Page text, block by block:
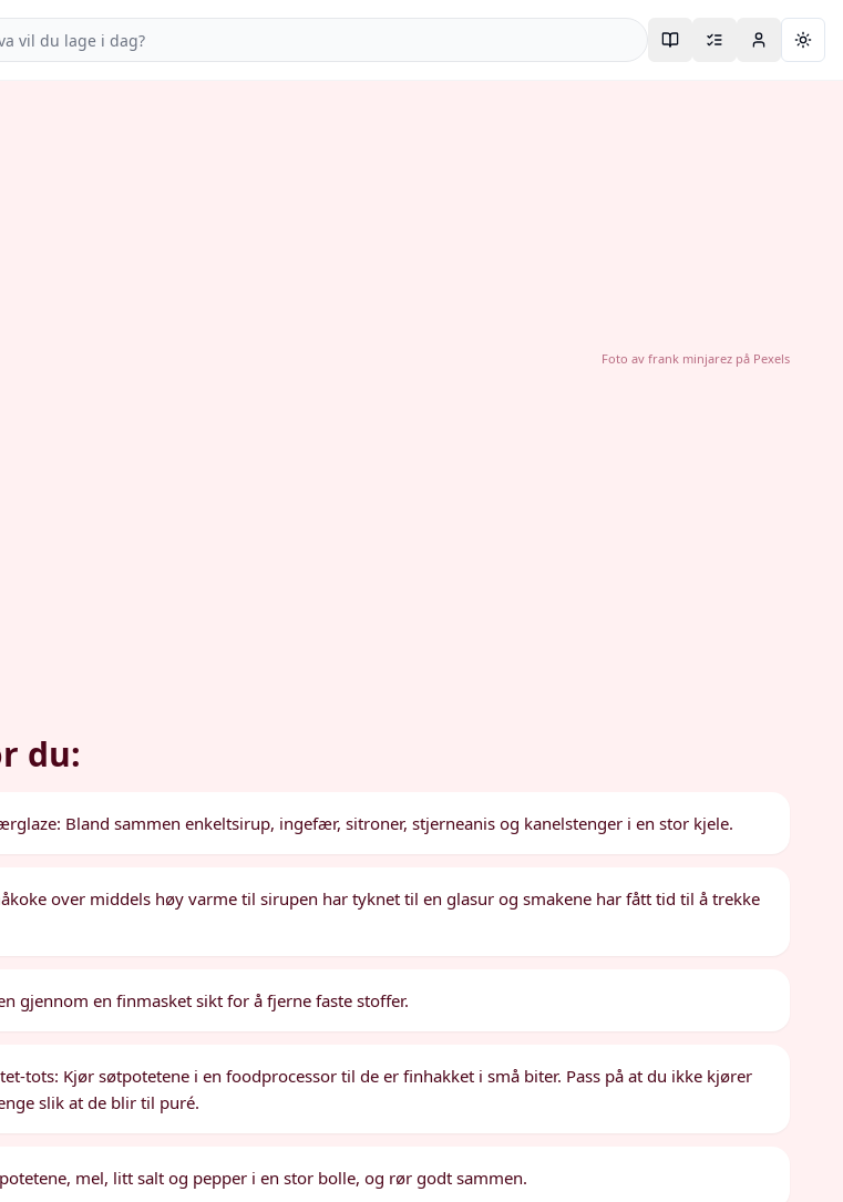
Foto av frank minjarezpå Pexels
du:
Bland sammen enkeltsirup, ingefær, sitroner, stjerneanis og kanelstenger i en stor kjele.
over middels høy varme til sirupen har tyknet til en glasur og smakene har fått tid til å trekke
gjennom en finmasket sikt for å fjerne faste stoffer.
tots: Kjør søtpotetene i en foodprocessor til de er finhakket i små biter. Pass på at du ikke kjører
slik at de blir til puré.
mel, litt salt og pepper i en stor bolle, og rør godt sammen.